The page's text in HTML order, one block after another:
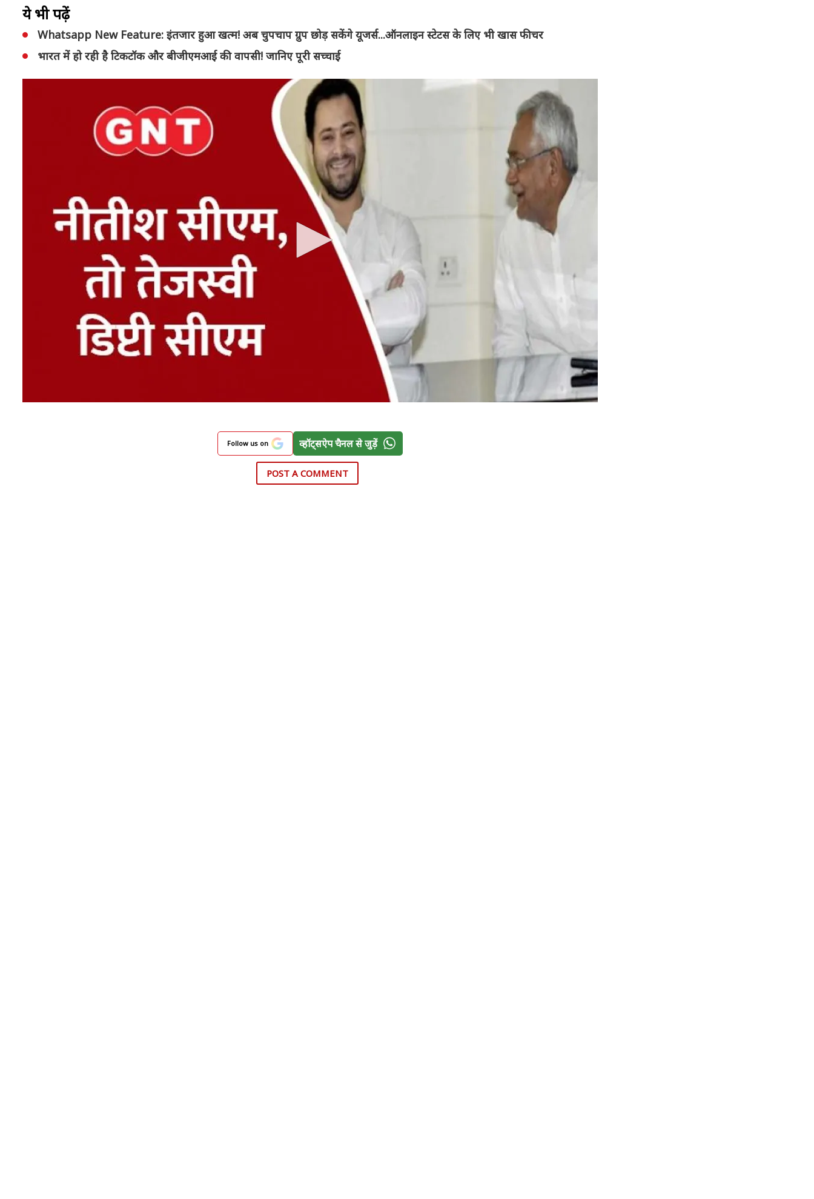
ये भी पढ़ें
Whatsapp New Feature: इंतजार हुआ खत्म! अब चुपचाप ग्रुप छोड़ सकेंगे यूजर्स...ऑनलाइन स्टेटस के लिए भी खास फीचर
भारत में हो रही है टिकटॉक और बीजीएमआई की वापसी! जानिए पूरी सच्चाई
Follow us on व्हॉट्सऐप चैनल से जुड़ें
POST A COMMENT